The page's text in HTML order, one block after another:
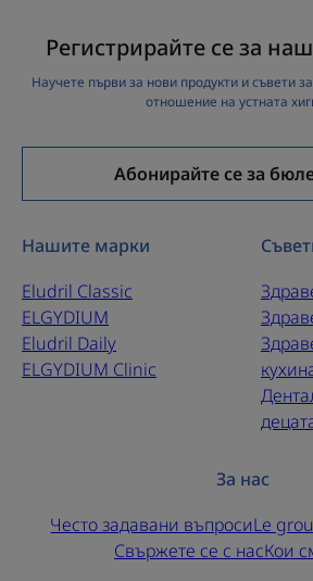
ВАЖНО: за прецизно, щадящо и
почистване.
ПОДХОДЯЩИ ЗА УПОТРЕБА:
четки, адаптирани към
и разпознаваеми по различните си
ГЪВКАВИ: пълно почистване,
Регистрирайте се за
Научете първи за нови продукти и съвети
отношение на устната
Абонирайте се за
Нашите марки
Eludril Classic
ELGYDIUM
Eludril Daily
ELGYDIUM Clinic
За нас
Често задавани въпросиLe
Свържете се с насКои